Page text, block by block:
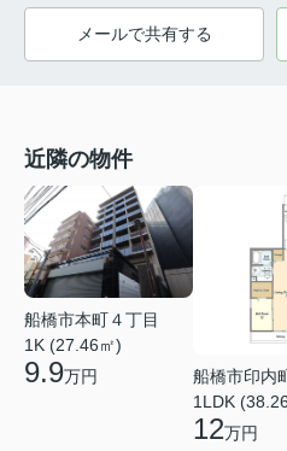
メールで共有する
近隣の物件
船橋市本町４丁目
1K (27.46㎡)
9.9万円
船橋市印内
1LDK
12万円